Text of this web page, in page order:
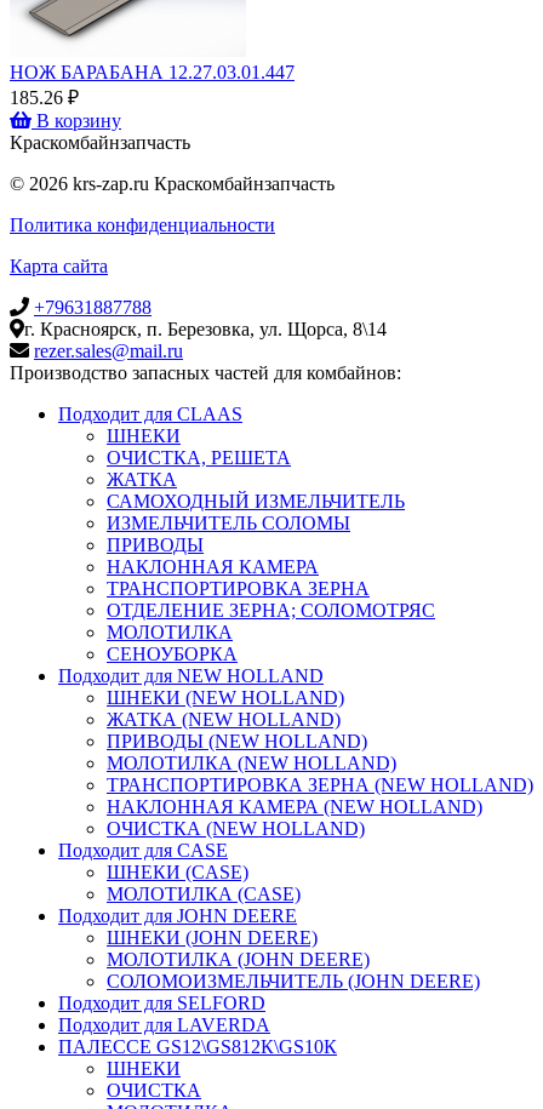
НОЖ БАРАБАНА 12.27.03.01.447
185.26 ₽
В корзину
Краскомбайнзапчасть
© 2026 krs-zap.ru Краскомбайнзапчасть
Политика конфиденциальности
Карта сайта
+79631887788
г. Красноярск, п. Березовка, ул. Щорса, 8\14
rezer.sales@mail.ru
Производство запасных частей для комбайнов:
Подходит для CLAAS
ШНЕКИ
ОЧИСТКА, РЕШЕТА
ЖАТКА
САМОХОДНЫЙ ИЗМЕЛЬЧИТЕЛЬ
ИЗМЕЛЬЧИТЕЛЬ СОЛОМЫ
ПРИВОДЫ
НАКЛОННАЯ КАМЕРА
ТРАНСПОРТИРОВКА ЗЕРНА
ОТДЕЛЕНИЕ ЗЕРНА; СОЛОМОТРЯС
МОЛОТИЛКА
СЕНОУБОРКА
Подходит для NEW HOLLAND
ШНЕКИ (NEW HOLLAND)
ЖАТКА (NEW HOLLAND)
ПРИВОДЫ (NEW HOLLAND)
МОЛОТИЛКА (NEW HOLLAND)
ТРАНСПОРТИРОВКА ЗЕРНА (NEW HOLLAND)
НАКЛОННАЯ КАМЕРА (NEW HOLLAND)
ОЧИСТКА (NEW HOLLAND)
Подходит для CASE
ШНЕКИ (CASE)
МОЛОТИЛКА (CASE)
Подходит для JOHN DEERE
ШНЕКИ (JOHN DEERE)
МОЛОТИЛКА (JOHN DEERE)
СОЛОМОИЗМЕЛЬЧИТЕЛЬ (JOHN DEERE)
Подходит для SELFORD
Подходит для LAVERDA
ПАЛЕССЕ GS12\GS812К\GS10К
ШНЕКИ
ОЧИСТКА